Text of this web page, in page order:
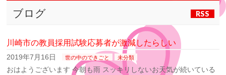
ブログ RSS
川崎市の教員採用試験応募者が激減したらしい
2019年7月16日 世の中のできごと 未分類
おはようございます 今朝も雨 スッキリしないお天気が続いている